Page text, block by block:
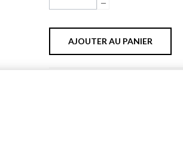
AJOUTER AU PANIER